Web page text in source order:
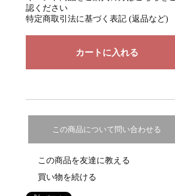
認ください
特定商取引法に基づく表記 (返品など)
この商品について問い合わせる
この商品を友達に教える
買い物を続ける